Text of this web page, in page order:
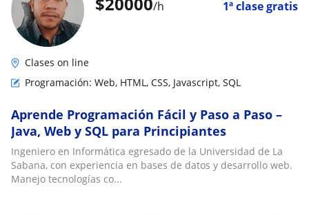
/h 1ª clase gratis
Clases on line
Programación: Web, HTML, CSS, Javascript, SQL
Aprende Programación Fácil y Paso a Paso –
Java, Web y SQL para Principiantes
Ingeniero en Informática egresado de la Universidad de La
Sabana, con experiencia en bases de datos y desarrollo web.
Manejo tecnologías co...